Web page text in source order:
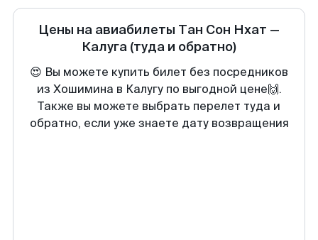
Цены на авиабилеты Тан Сон Нхат —
Калуга (туда и обратно)
😍 Вы можете купить билет без посредников
из Хошимина в Калугу по выгодной цене🙌.
Также вы можете выбрать перелет туда и
обратно, если уже знаете дату возвращения